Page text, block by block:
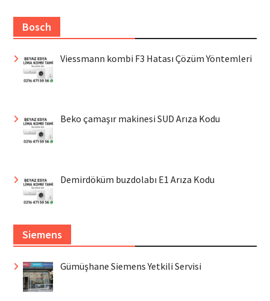
Bosch
Viessmann kombi F3 Hatası Çözüm Yöntemleri
Beko çamaşır makinesi SUD Arıza Kodu
Demirdöküm buzdolabı E1 Arıza Kodu
Siemens
Gümüşhane Siemens Yetkili Servisi